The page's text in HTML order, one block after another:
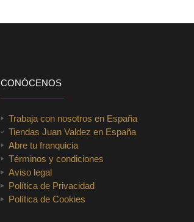
CONÓCENOS
Trabaja con nosotros en España
Tiendas Juan Valdez en España
Abre tu franquicia
Términos y condiciones
Aviso legal
Política de Privacidad
Política de Cookies